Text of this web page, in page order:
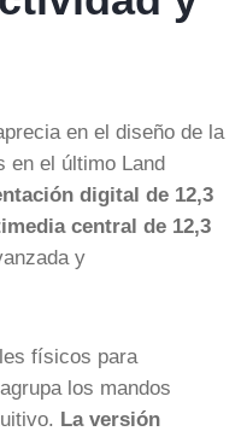
en el diseño de la
en el último Land
digital de 12,3
central de 12,3
y
físicos para
los mandos
La versión